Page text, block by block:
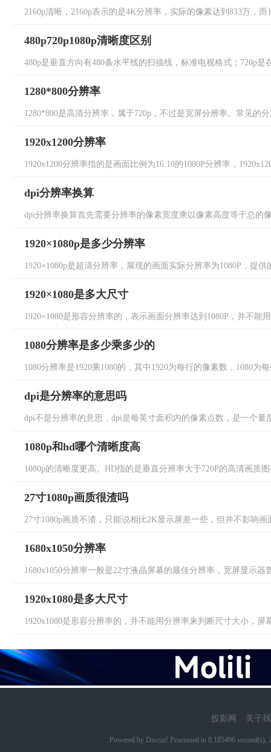
2160p清晰，2160p表示的是4K分辨率，实际的像素达到833万，
480p720p1080p清晰度区别
480p是垂直方向有480条水平线的扫描线，标准电视格式；720p是
1280*800分辨率
1280*800是高清分辨率，属于720p，不过是宽屏分辨率。常见的
1920x1200分辨率
1920x1200分辨率指的是画面比例为16:10的1080P分辨率，
dpi分辨率换算
dpi分辨率换算首先需要分辨率的像素宽度乘以像素高度等于总的
1920×1080p是多少分辨率
1920×1080p是超清分辨率，展现的画面实际分辨率为1080P，提
1920×1080是多大尺寸
1920×1080是形容分辨率的，表示画面分辨率达到1080P，并不能
1080分辨率是多少乘多少的
1080分辨率是1920乘1080的，其中1920为每行的像素数，1080为
dpi是分辨率的意思吗
dpi不是分辨率的意思，dpi是每英寸面积内的像素点数，是一个
1080p和hd哪个清晰度高
1080p的清晰度更高。HD指的是垂直分辨率大于720P的高清画质
27寸1080p画质很渣吗
27寸1080p画质不渣，只能说相比2K显示屏差一些，但并不影响
1680x1050分辨率
1680x1050分辨率一般是22寸液晶屏幕的最佳分辨率，宽屏显示
1920x1080是多大尺寸
1920x1080是形容分辨率的，并不能用分辨率来判断尺寸大小，
投影网 关于
Powered by Discuz! Processed in 0.185496